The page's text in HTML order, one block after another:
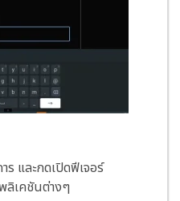
ร และกดเปิดฟีเจอร์
ลิเคชันต่างๆ